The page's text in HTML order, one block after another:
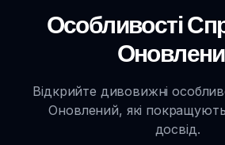
Особливості
Відкрийте дивовижні
Оновлений, які
досвід.